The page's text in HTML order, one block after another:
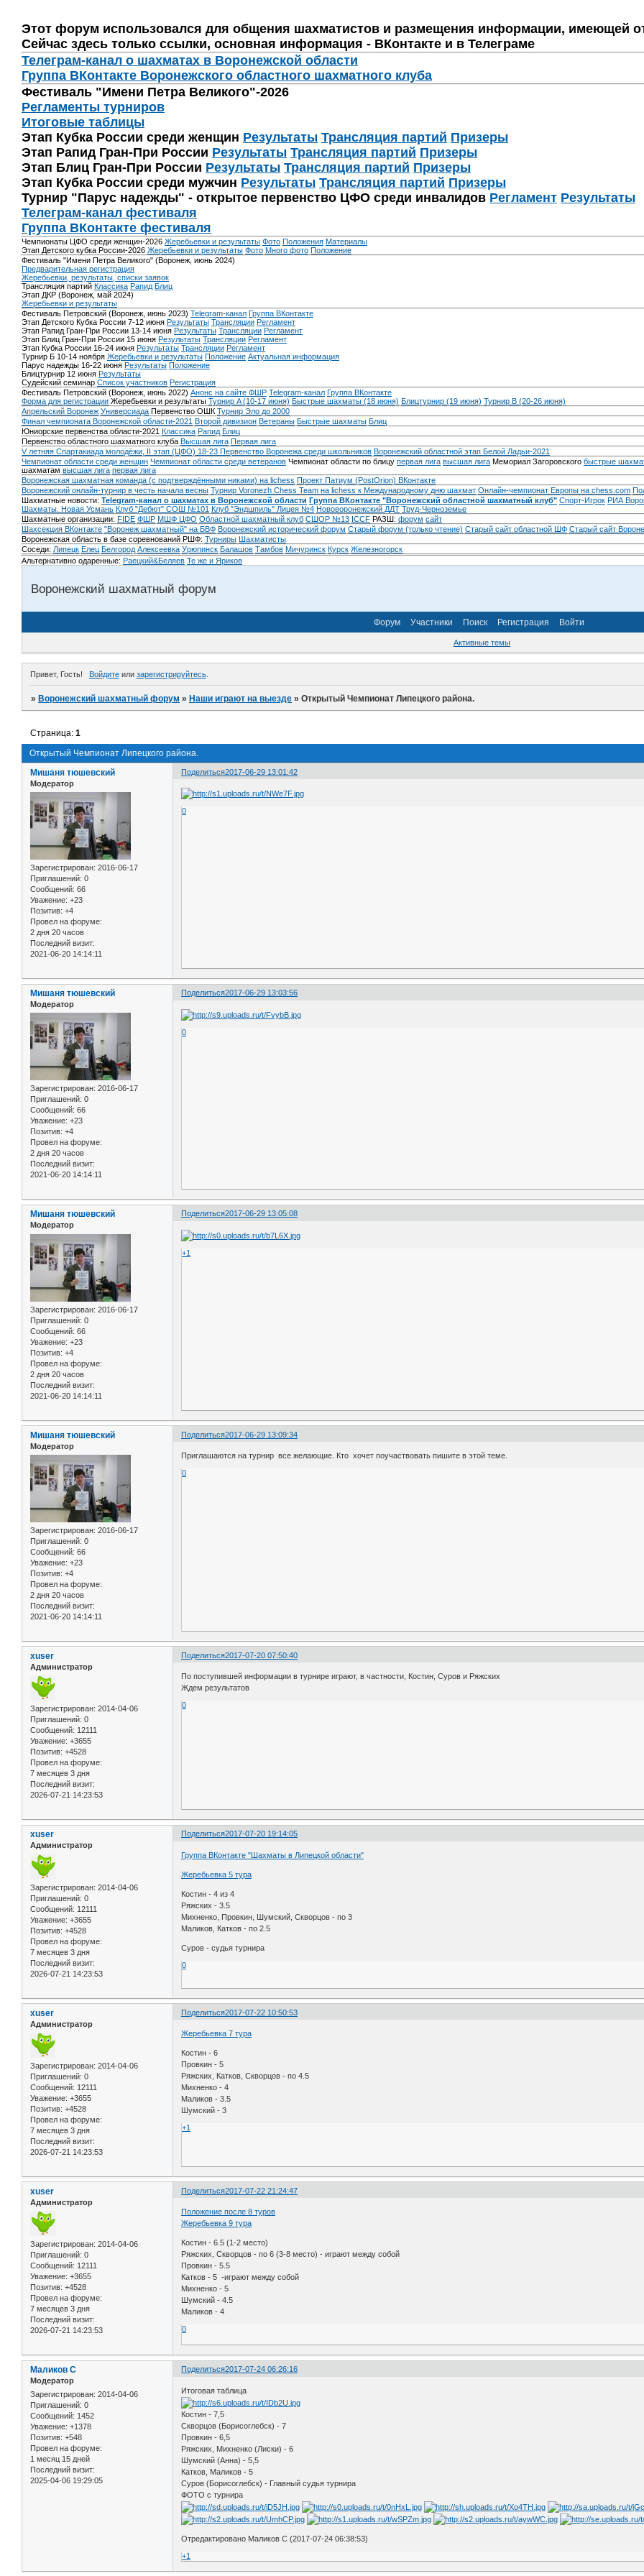
Этот форум использовался для общения шахматистов и размещения информации, имеющей
Сейчас здесь только ссылки, основная информация - ВКонтакте и в Телеграме
Телеграм-канал о шахматах в Воронежской области
Группа ВКонтакте Воронежского областного шахматного клуба
Фестиваль "Имени Петра Великого"-2026
Регламенты турниров
Итоговые таблицы
Этап Кубка России среди женщин Результаты Трансляция партий Призеры
Этап Рапид Гран-При России Результаты Трансляция партий Призеры
Этап Блиц Гран-При России Результаты Трансляция партий Призеры
Этап Кубка России среди мужчин Результаты Трансляция партий Призеры
Турнир "Парус надежды" - открытое первенство ЦФО среди инвалидов Регламент Результаты
Телеграм-канал фестиваля
Группа ВКонтакте фестиваля
Чемпионаты ЦФО среди женщин-2026 Жеребьевки и результаты Фото Положения Материалы
Этап Детского кубка России-2026 Жеребьевки и результаты Фото Много фото Положение
Фестиваль "Имени Петра Великого" (Воронеж, июнь 2024)
Предварительная регистрация
Жеребьевки, результаты, списки заявок
Трансляция партий Классика Рапид Блиц
Этап ДКР (Воронеж, май 2024)
Жеребьевки и результаты
Фестиваль Петровский (Воронеж, июнь 2023) Telegram-канал Группа ВКонтакте
Этап Детского Кубка России 7-12 июня Результаты Трансляции Регламент
Этап Рапид Гран-При России 13-14 июня Результаты Трансляции Регламент
Этап Блиц Гран-При России 15 июня Результаты Трансляции Регламент
Этап Кубка России 16-24 июня Результаты Трансляции Регламент
Турнир Б 10-14 ноября Жеребьевки и результаты Положение Актуальная информация
Парус надежды 16-22 июня Результаты Положение
Блицтурнир 12 июня Результаты
Судейский семинар Список участников Регистрация
Фестиваль Петровский (Воронеж, июнь 2022) Анонс на сайте ФШР Telegram-канал Группа ВКонтакте
Форма для регистрации Жеребьевки и результаты Турнир A (10-17 июня) Быстрые шахматы (18 июня) Блицтурнир (19 июня) Турнир B (20-26 июня)
Апрельский Воронеж Универсиада Первенство ОШК Турнир Эло до 2000
Финал чемпионата Воронежской области-2021 Второй дивизион Ветераны Быстрые шахматы Блиц
Юниорские первенства области-2021 Классика Рапид Блиц
Первенство областного шахматного клуба Высшая лига Первая лига
V летняя Спартакиада молодёжи, II этап (ЦФО) 18-23 Первенство Воронежа среди школьников Воронежский областной этап Белой Ладьи-2021
Чемпионат области среди женщин Чемпионат области среди ветеранов Чемпионат области по блицу первая лига высшая лига Мемориал Загоровского быстрые
шахматам высшая лига первая лига
Воронежская шахматная команда (с подтверждёнными никами) на lichess Проект Патиум (PostOrion) ВКонтакте
Воронежский онлайн-турнир в честь начала весны Турнир Voronezh Chess Team на lichess к Международному дню шахмат Онлайн-чемпионат Европы на chess.com
Шахматные новости: Telegram-канал о шахматах в Воронежской области Группа ВКонтакте "Воронежский областной шахматный клуб" Спорт-Игрок РИА
Шахматы. Новая Усмань Клуб "Дебют" СОШ №101 Клуб "Эндшпиль" Лицея №4 Нововоронежский ДДТ Труд-Черноземье
Шахматные организации: FIDE ФШР МШФ ЦФО Областной шахматный клуб СШОР №13 ICCF РАЗШ: форум сайт
Шахсекция ВКонтакте "Воронеж шахматный" на БВФ Воронежский исторический форум Cтарый форум (только чтение) Старый сайт областной ШФ Старый сайт
Воронежская область в базе соревнований РШФ: Турниры Шахматисты
Соседи: Липецк Елец Белгород Алексеевка Урюпинск Балашов Тамбов Мичуринск Курск Железногорск
Альтернативно одаренные: Раецкий&Беляев Те же и Яриков
Воронежский шахматный форум
Форум Участники Поиск Регистрация Войти
Активные темы
Привет, Гость! Войдитеили зарегистрируйтесь.
»Воронежский шахматный форум »Наши играют на выезде »Открытый Чемпионат Липецкого района.
Открытый Чемпионат Липецкого района.
Страница:1
Поделиться2017-06-29 13:01:42
Мишаня тюшевский
Модератор
Зарегистрирован: 2016-06-17
Приглашений: 0
Сообщений: 66
Уважение: +23
Позитив: +4
Провел на форуме:
2 дня 20 часов
Последний визит:
2021-06-20 14:14:11
0
Поделиться2017-06-29 13:03:56
Мишаня тюшевский
Модератор
Зарегистрирован: 2016-06-17
Приглашений: 0
Сообщений: 66
Уважение: +23
Позитив: +4
Провел на форуме:
2 дня 20 часов
Последний визит:
2021-06-20 14:14:11
0
Поделиться2017-06-29 13:05:08
Мишаня тюшевский
Модератор
Зарегистрирован: 2016-06-17
Приглашений: 0
Сообщений: 66
Уважение: +23
Позитив: +4
Провел на форуме:
2 дня 20 часов
Последний визит:
2021-06-20 14:14:11
+1
Поделиться2017-06-29 13:09:34
Мишаня тюшевский
Модератор
Зарегистрирован: 2016-06-17
Приглашений: 0
Сообщений: 66
Уважение: +23
Позитив: +4
Провел на форуме:
2 дня 20 часов
Последний визит:
2021-06-20 14:14:11
Приглашаются на турнир все желающие. Кто хочет поучаствовать пишите в этой теме.
0
Поделиться2017-07-20 07:50:40
xuser
Администратор
Зарегистрирован: 2014-04-06
Приглашений: 0
Сообщений: 12111
Уважение: +3655
Позитив: +4528
Провел на форуме:
7 месяцев 3 дня
Последний визит:
2026-07-21 14:23:53
По поступившей информации в турнире играют, в частности, Костин, Суров и Ряжских
Ждем результатов
0
Поделиться2017-07-20 19:14:05
xuser
Администратор
Зарегистрирован: 2014-04-06
Приглашений: 0
Сообщений: 12111
Уважение: +3655
Позитив: +4528
Провел на форуме:
7 месяцев 3 дня
Последний визит:
2026-07-21 14:23:53
Группа ВКонтакте "Шахматы в Липецкой области"
Жеребьевка 5 тура
Костин - 4 из 4
Ряжских - 3.5
Михненко, Провкин, Шумский, Скворцов - по 3
Маликов, Катков - по 2.5
Суров - судья турнира
0
Поделиться2017-07-22 10:50:53
xuser
Администратор
Зарегистрирован: 2014-04-06
Приглашений: 0
Сообщений: 12111
Уважение: +3655
Позитив: +4528
Провел на форуме:
7 месяцев 3 дня
Последний визит:
2026-07-21 14:23:53
Жеребьевка 7 тура
Костин - 6
Провкин - 5
Ряжских, Катков, Скворцов - по 4.5
Михненко - 4
Маликов - 3.5
Шумский - 3
+1
Поделиться2017-07-22 21:24:47
xuser
Администратор
Зарегистрирован: 2014-04-06
Приглашений: 0
Сообщений: 12111
Уважение: +3655
Позитив: +4528
Провел на форуме:
7 месяцев 3 дня
Последний визит:
2026-07-21 14:23:53
Положение после 8 туров
Жеребьевка 9 тура
Костин - 6.5 (1-2 место)
Ряжских, Скворцов - по 6 (3-8 место) - играют между собой
Провкин - 5.5
Катков - 5 -играют между собой
Михненко - 5
Шумский - 4.5
Маликов - 4
0
Поделиться2017-07-24 06:26:16
Маликов С
Модератор
Зарегистрирован: 2014-04-06
Приглашений: 0
Сообщений: 1452
Уважение: +1378
Позитив: +548
Провел на форуме:
1 месяц 15 дней
Последний визит:
2025-04-06 19:29:05
Итоговая таблица
Костин - 7,5
Скворцов (Борисоглебск) - 7
Провкин - 6,5
Ряжских, Михненко (Лиски) - 6
Шумский (Анна) - 5,5
Катков, Маликов - 5
Суров (Борисоглебск) - Главный судья турнира
ФОТО с турнира
Отредактировано Маликов С (2017-07-24 06:38:53)
+1